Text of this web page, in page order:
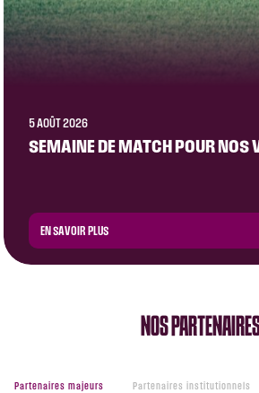
5 AOÛT 2026
SEMAINE DE MATCH POUR NOS
EN SAVOIR PLUS
NOS
Partenaires majeurs Partenaires institutionnels